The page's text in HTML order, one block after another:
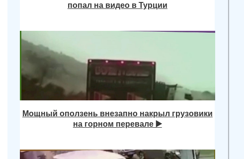
попал на видео в Турции
Мощный оползень внезапно накрыл грузовики
на горном перевале ▶️